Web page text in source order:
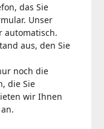
das Sie
Unser
automatisch.
aus, den Sie
noch die
die Sie
wir Ihnen